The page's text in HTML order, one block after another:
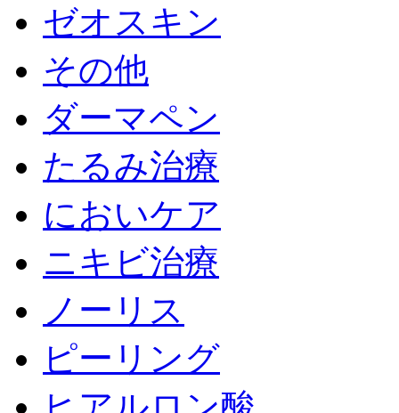
ゼオスキン
その他
ダーマペン
たるみ治療
においケア
ニキビ治療
ノーリス
ピーリング